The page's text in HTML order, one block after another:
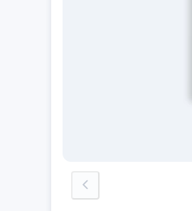
previous-image